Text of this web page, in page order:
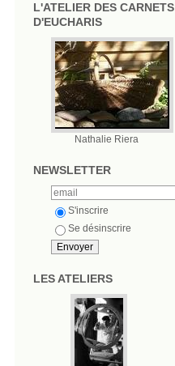
L'ATELIER DES CARNETS
D'EUCHARIS
Nathalie Riera
NEWSLETTER
S'inscrire
Se désinscrire
LES ATELIERS